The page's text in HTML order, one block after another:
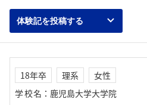
体験記を投稿する
18年卒 理系
女性
学校名 ： 鹿児島大学大学院